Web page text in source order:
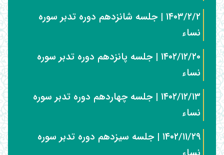
۱۴۰۳/۲/۲ | جلسه شانزدهم دوره تدبر سوره
نساء
۱۴۰۲/۱۲/۲۰ | جلسه پانزدهم دوره تدبر سوره
نساء
۱۴۰۲/۱۲/۱۳ | جلسه چهاردهم دوره تدبر سوره
نساء
۱۴۰۲/۱۱/۲۹ | جلسه سیزدهم دوره تدبر سوره